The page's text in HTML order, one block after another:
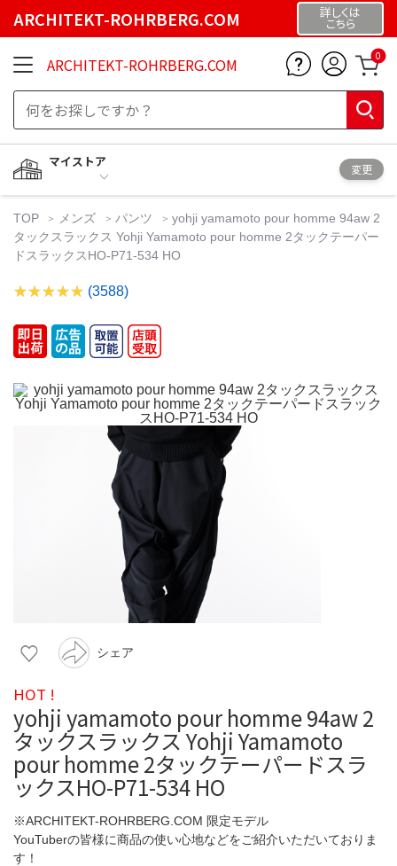
ARCHITEKT-ROHRBERG.COM 詳しくは
こちら
ARCHITEKT-ROHRBERG.COM 0
マイストア
変更
TOP メンズ パンツ
yohji yamamoto pour homme 94aw 2
タックスラックス Yohji Yamamoto pour homme 2タックテーパー
ドスラックスHO-P71-534 HO
(3588)
シェア
HOT !
yohji yamamoto pour homme 94aw 2
タックスラックス Yohji Yamamoto
pour homme 2タックテーパードスラ
ックスHO-P71-534 HO
※ARCHITEKT-ROHRBERG.COM 限定モデル
YouTuberの皆様に商品の使い心地などをご紹介いただいておりま
す！